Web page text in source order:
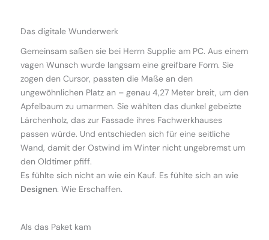
Das digitale Wunderwerk
Gemeinsam saßen sie bei Herrn Supplie am PC. Aus einem
vagen Wunsch wurde langsam eine greifbare Form. Sie
zogen den Cursor, passten die Maße an den
ungewöhnlichen Platz an – genau 4,27 Meter breit, um den
Apfelbaum zu umarmen. Sie wählten das dunkel gebeizte
Lärchenholz, das zur Fassade ihres Fachwerkhauses
passen würde. Und entschieden sich für eine seitliche
Wand, damit der Ostwind im Winter nicht ungebremst um
den Oldtimer pfiff.
Es fühlte sich nicht an wie ein Kauf. Es fühlte sich an wie
Designen. Wie Erschaffen.
Als das Paket kam